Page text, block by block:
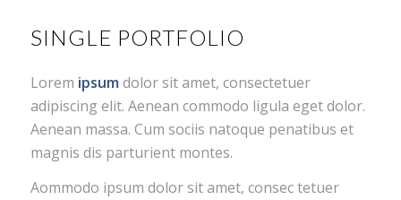
SINGLE PORTFOLIO
Lorem ipsum dolor sit amet, consectetuer
adipiscing elit. Aenean commodo ligula eget dolor.
Aenean massa. Cum sociis natoque penatibus et
magnis dis parturient montes.
Aommodo ipsum dolor sit amet, consec tetuer